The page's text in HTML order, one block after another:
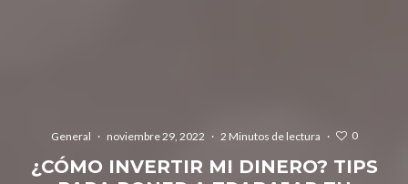
General · noviembre 29, 2022 · 2 Minutos de lectura · 0
¿CÓMO INVERTIR MI DINERO? TIPS